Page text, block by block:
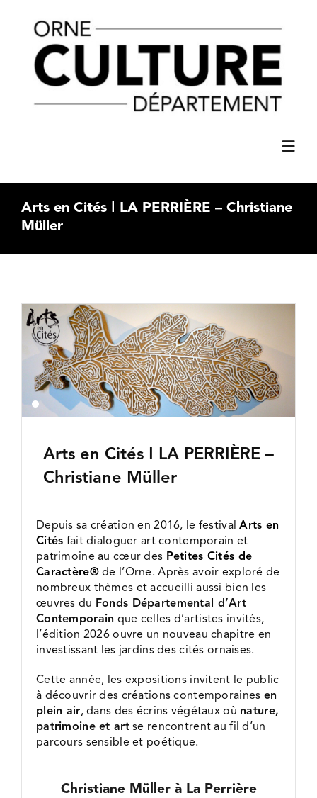
principal
contenu
ACCUEIL
FDAC EXPOSITIONS
QUI SOMMES-NOUS ?
Arts en Cités ǀ LA PERRIÈRE – Christiane
Müller
Voir
l'image
agrandie
Arts en Cités ǀ LA PERRIÈRE –
Christiane Müller
Depuis sa création en 2016, le festivalArts en
Cités fait dialoguer art contemporain et
patrimoine au cœur des Petites Cités de
Caractère®de l’Orne. Après avoir exploré de
nombreux thèmes et accueilli aussi bien les
œuvres du Fonds Départemental d’Art
Contemporain que celles d’artistes invités,
l’édition 2026 ouvre un nouveau chapitre en
investissant les jardins des cités ornaises.
Cette année, les expositions invitent le public
à découvrir des créations contemporaines en
plein air, dans des écrins végétaux où nature,
patrimoine et artse rencontrent au fil d’un
parcours sensible et poétique.
Christiane Müller à La Perrière